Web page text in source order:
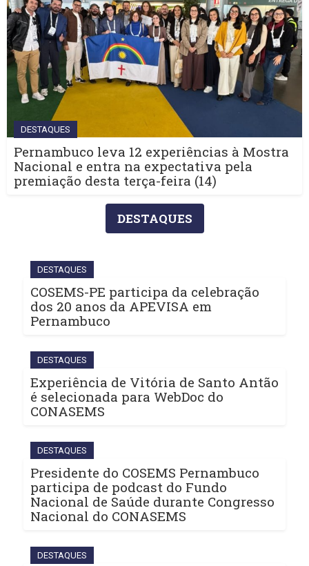
DESTAQUES
Pernambuco leva 12 experiências à Mostra
Nacional e entra na expectativa pela
premiação desta terça-feira (14)
DESTAQUES
DESTAQUES
COSEMS-PE participa da celebração
dos 20 anos da APEVISA em
Pernambuco
DESTAQUES
Experiência de Vitória de Santo Antão
é selecionada para WebDoc do
CONASEMS
DESTAQUES
Presidente do COSEMS Pernambuco
participa de podcast do Fundo
Nacional de Saúde durante Congresso
Nacional do CONASEMS
DESTAQUES